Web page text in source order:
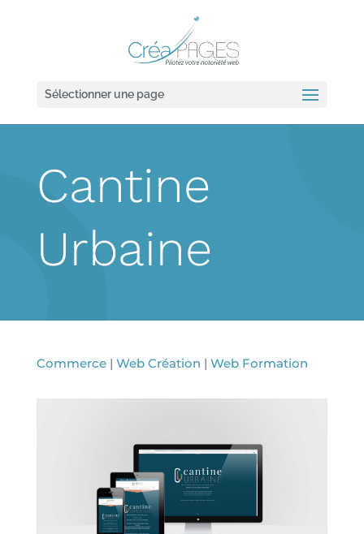
Sélectionner une page
Cantine
Urbaine
Commerce| Web Création | Web Formation